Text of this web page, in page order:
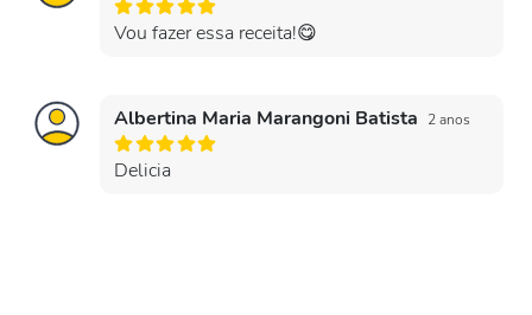
Vou fazer essa receita!😋
Albertina Maria Marangoni Batista 2 anos
Delicia